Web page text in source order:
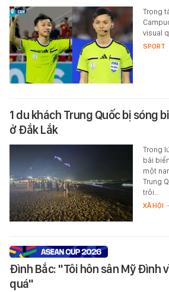
Trọng
visual
SPORT
1 du khách Trung Quốc bị sóng
ở Đắk Lắk
Trong
bãi
một
Trung
trôi…
XÃ HỘI -
Đình Bắc: "Tôi hôn sân Mỹ Đình
quá"